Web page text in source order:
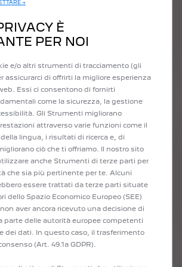
che questa posizione del telefono e del
e poco pratica. Volevamo migliorare
ed evitare distrazioni. Quindi, abbiamo
migliore per leggere le informazioni
occhi del conducente. Questo nuovo asset,
→
È
PER NOI
e/o altri strumenti di tracciamento (gli
assicurarci di offrirti la migliore esperienza
Essi ci consentono di fornirti
come la sicurezza, la gestione
Gli Strumenti migliorano
attraverso varie funzioni come il
lingua, i risultati di ricerca e, di
ciò che ti offriamo. Il nostro sito
anche Strumenti di terze parti per
che sia più pertinente per te. Alcuni
essere trattati da terze parti situate
dello Spazio Economico Europeo (SEE)
aver ancora ricevuto una decisione di
parte delle autorità europee competenti
dei dati. In questo caso, il trasferimento
(Art. 49.1a GDPR).